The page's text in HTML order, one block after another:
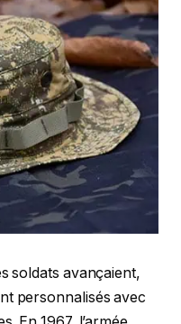
soldats avançaient,
personnalisés avec